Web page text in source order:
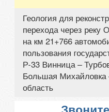
Геология для
перехода через реку
на км 21+766
пользования
Р-33 Винница –
Большая
область